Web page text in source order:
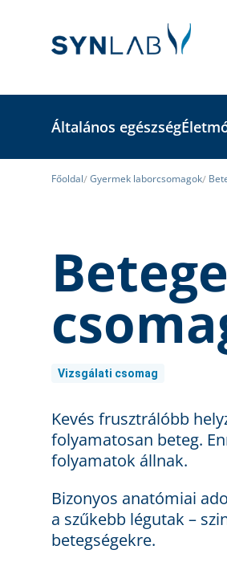
Általános egészség
Főoldal Gyermek laborcsomagok
Vizsgálati csomag
Kevés frusztrálóbb
folyamatosan beteg.
folyamatok állnak.
Bizonyos anatómiai
a szűkebb légutak –
betegségekre.